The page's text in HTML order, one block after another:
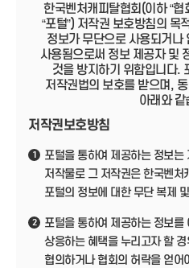
한국벤처캐피탈협회(이하 “
“포털”) 저작권 보호방침의 목
정보가 무단으로 사용되거나
사용됨으로써 정보 제공자 및
것을 방지하기 위함입니다.
저작권법의 보호를 받으며,
아래와
저작권보호방침
1
포털을 통하여 제공하는 정보
저작물로 그 저작권은 한국벤처
포털의 정보에 대한 무단 복제
2
포털을 통하여 제공하는 정보를
상응하는 혜택을 누리고자 할
협의하거나 협회의 허락을 얻어